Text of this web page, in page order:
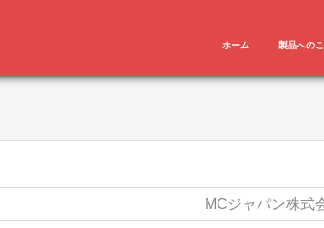
ホーム 製品への
MCジャパン株式